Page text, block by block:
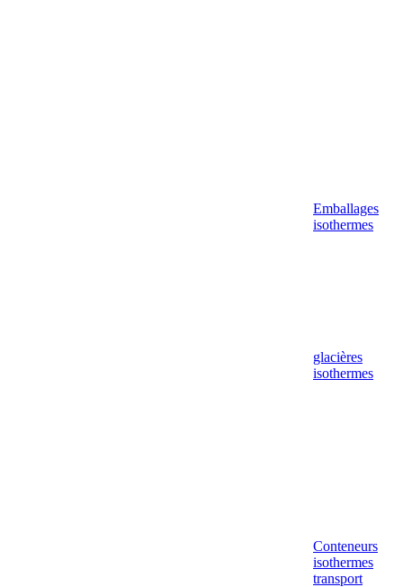
Emballages
isothermes
glacières
isothermes
Conteneurs
isothermes
transport